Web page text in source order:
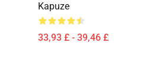
Kapuze
33,93 £ - 39,46 £